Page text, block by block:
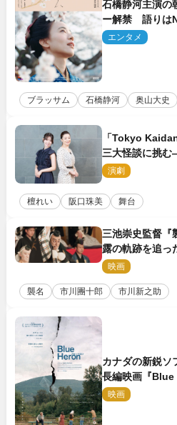
石橋静河主演の
ー解禁 語りは
エンタメ
ブラッサム 石橋静河 奥山大史
「Tokyo
三大怪談に挑
「牡丹灯籠」の
演劇
檀れい 阪口珠美 舞台
三池崇史監督『
露の軌跡を追っ
映画
襲名 市川團十郎 市川新之助
カナダの新鋭ソ
長編映画『Blue
10.23公開
映画